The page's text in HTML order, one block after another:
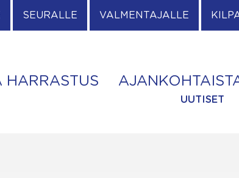
SEURALLE VALMENTAJALLE
HARRASTUS
UUTISET